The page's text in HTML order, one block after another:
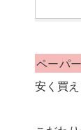
ペーパ
安く買え